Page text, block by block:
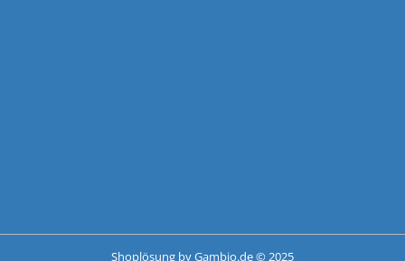
Shoplösung by Gambio.de © 2025